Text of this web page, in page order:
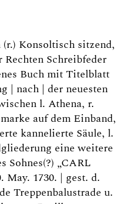
Konsoltisch sitzend,
Schreibfeder
Buch mit Titelblatt
| nach | der neuesten
l. Athena, r.
auf dem Einband,
kannelierte Säule, l.
eine weitere
Sohnes(?) „CARL
1730. | gest. d.
Treppenbalustrade u.